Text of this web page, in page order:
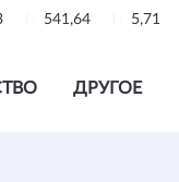
541,64 5,71
ДРУГОЕ